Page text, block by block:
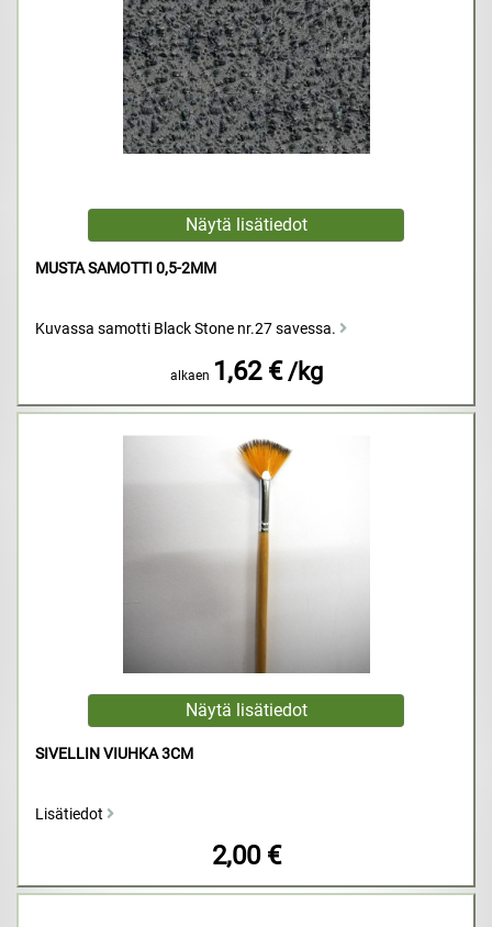
MUSTA SAMOTTI 0,5-2MM
Kuvassa samotti Black Stone nr.27 savessa.
alkaen 1,62 € /kg
SIVELLIN VIUHKA 3CM
Lisätiedot
2,00 €